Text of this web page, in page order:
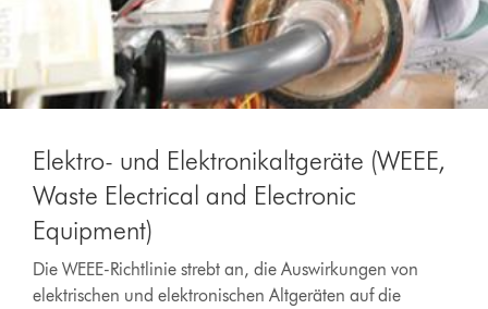
Elektro- und Elektronikaltgeräte (WEEE,
Waste Electrical and Electronic
Equipment)
Die WEEE-Richtlinie strebt an, die Auswirkungen von
elektrischen und elektronischen Altgeräten auf die